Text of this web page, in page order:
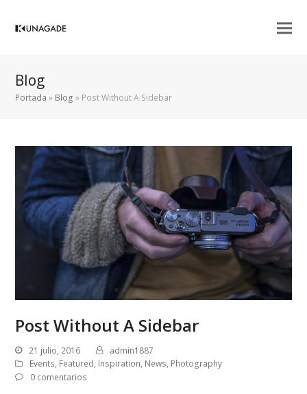
Blog
Portada » Blog » Post Without A Sidebar
Post Without A Sidebar
21 julio, 2016
admin1887
Events, Featured, Inspiration, News, Photography
0 comentarios